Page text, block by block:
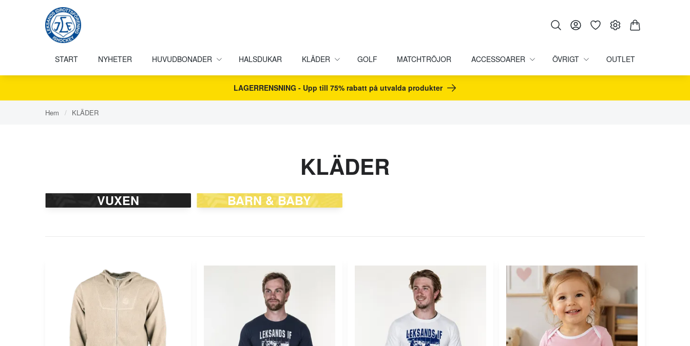
START NYHETER HUVUDBONADER HALSDUKAR KLÄDER GOLF MATCHTRÖJOR ACCESSOARER ÖVRIGT OUTLET
LAGERRENSNING - Upp till 75% rabatt på utvalda produkter
Hem / KLÄDER
KLÄDER
VUXEN BARN & BABY